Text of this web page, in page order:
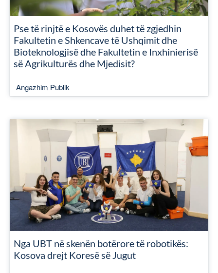
Pse të rinjtë e Kosovës duhet të zgjedhin
Fakultetin e Shkencave të Ushqimit dhe
Bioteknologjisë dhe Fakultetin e Inxhinierisë
së Agrikulturës dhe Mjedisit?
Angazhim Publik
Nga UBT në skenën botërore të robotikës:
Kosova drejt Koresë së Jugut